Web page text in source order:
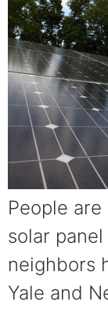
People
solar
neighbors
Yale and